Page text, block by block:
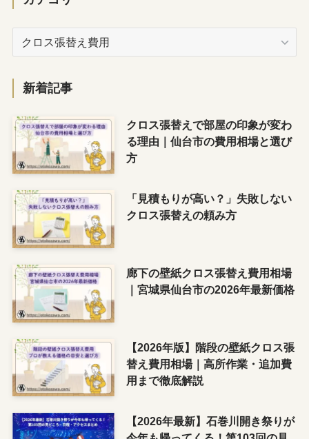
新着記事
クロス張替えで部屋の印象が変わ
る理由｜仙台市の費用相場と選び
方
「見積もりが高い？」失敗しない
クロス張替えの頼み方
廊下の壁紙クロス張替え費用相場
｜宮城県仙台市の2026年最新価格
【2026年版】階段の壁紙クロス張
替え費用相場｜高所作業・追加費
用まで徹底解説
【2026年最新】石巻川開き祭りが